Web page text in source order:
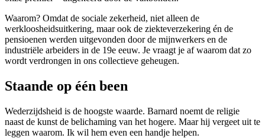
Waarom? Omdat de sociale zekerheid, niet alleen de
werkloosheidsuitkering, maar ook de ziekteverzekering én de
pensioenen werden uitgevonden door de mijnwerkers en de
industriële arbeiders in de 19e eeuw. Je vraagt je af waarom dat zo
wordt verdrongen in ons collectieve geheugen.
Staande op één been
Wederzijdsheid is de hoogste waarde. Barnard noemt de religie
naast de kunst de belichaming van het hogere. Maar hij vergeet uit te
leggen waarom. Ik wil hem even een handje helpen.